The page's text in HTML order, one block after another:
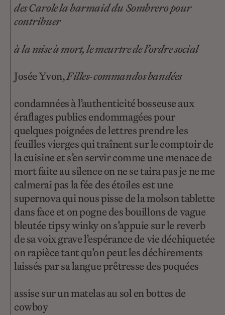
des Carole la barmaid du Sombrero pour
contribuer
à la mise à mort, le meurtre de l’ordre social
Josée Yvon,Filles-commandos bandées
condamnées à l’authenticité bosseuse aux
éraflages publics endommagées pour
quelques poignées de lettres prendre les
feuilles vierges qui traînent sur le comptoir de
la cuisine et s’en servir comme une menace de
mort faite au silence on ne se taira pas je ne me
calmerai pas la fée des étoiles est une
supernova qui nous pisse de la molson tablette
dans face et on pogne des bouillons de vague
bleutée tipsy winky on s’appuie sur le reverb
de sa voix grave l’espérance de vie déchiquetée
on rapièce tant qu’on peut les déchirements
laissés par sa langue prêtresse des poquées
assise sur un matelas au sol en bottes de
cowboy